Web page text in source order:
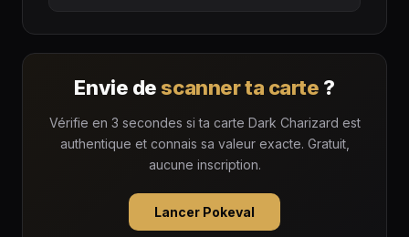
Envie descanner ta carte ?
Vérifie en 3 secondes si ta carte Dark Charizard est
authentique et connais sa valeur exacte. Gratuit,
aucune inscription.
Lancer Pokeval